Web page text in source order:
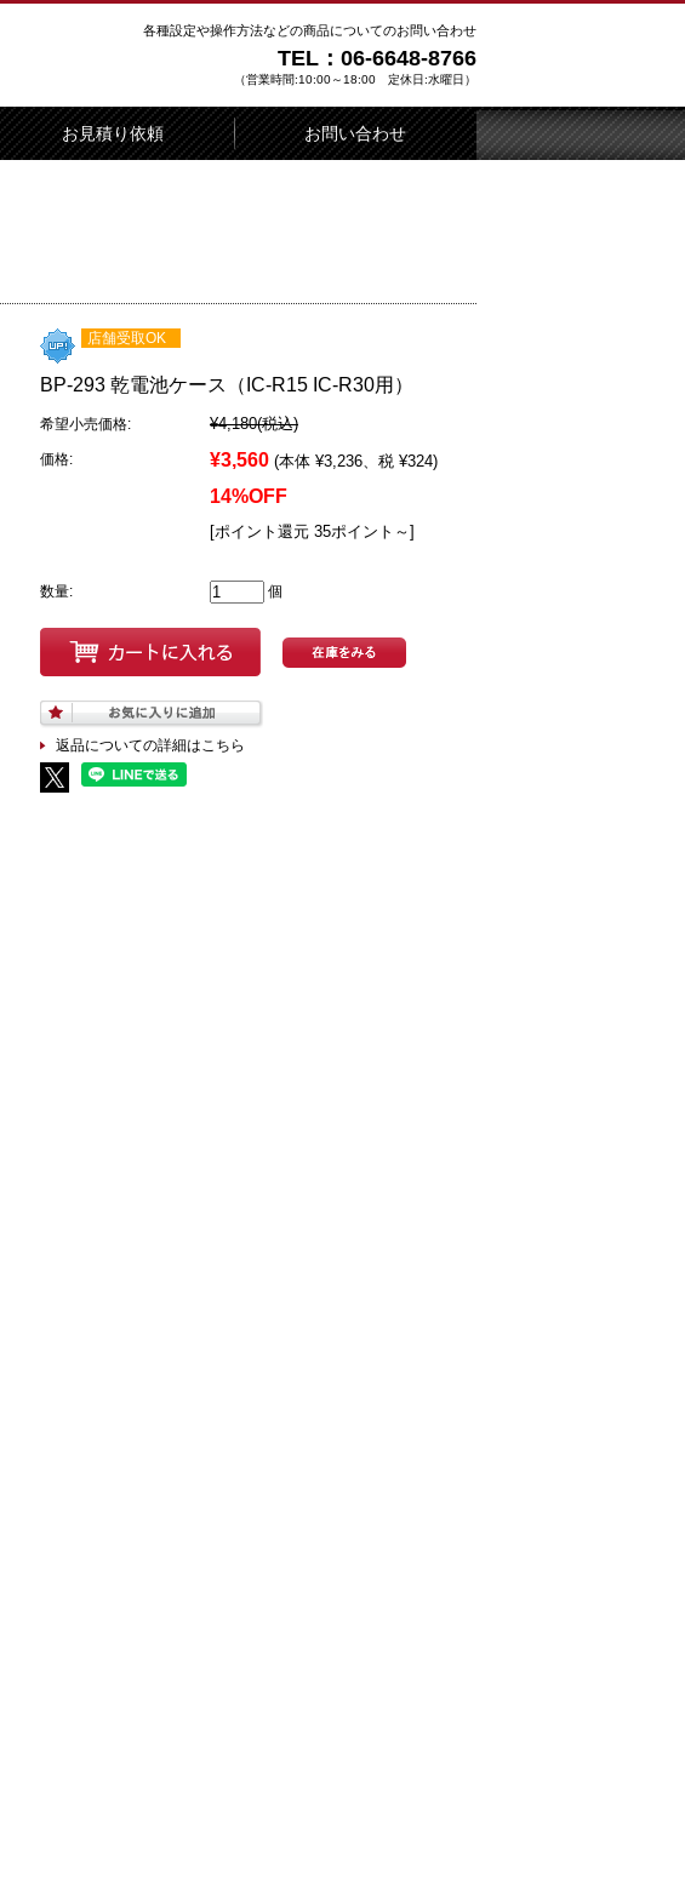
各種設定や操作方法などの商品についてのお問い合わせ
TEL：06-6648-8766
（営業時間:10:00～18:00 定休日:水曜日）
お見積り依頼 お問い合わせ
店舗受取OK
BP-293 乾電池ケース（IC-R15 IC-R30用）
希望小売価格: ¥4,180(税込)
価格: ¥3,560 (本体 ¥3,236、税 ¥324)
14%OFF
[ポイント還元 35ポイント～]
数量: 個
返品についての詳細はこちら